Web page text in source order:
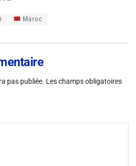
Maroc
pas publiée. Les champs obligatoires